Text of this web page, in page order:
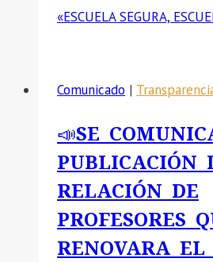
«ESCUELA SEGURA,
Comunicado |
📣SE
PUBLICACIÓN
RELACIÓN DE
PROFESORES
RENOVARA EL